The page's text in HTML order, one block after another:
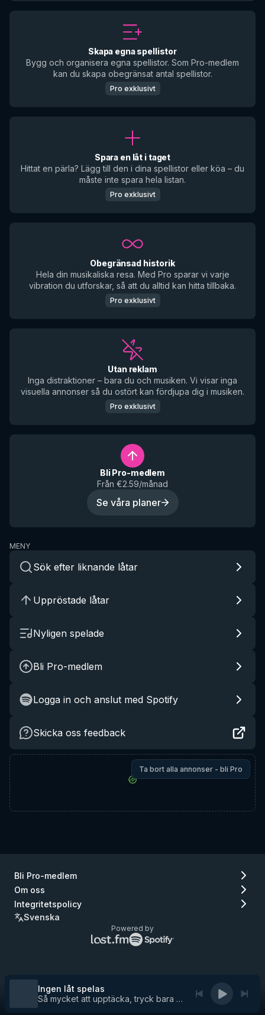
Skapa egna spellistor
Bygg och organisera egna spellistor. Som Pro-medlem
kan du skapa obegränsat antal spellistor.
Pro exklusivt
Spara en låt i taget
Hittat en pärla? Lägg till den i dina spellistor eller köa – du
måste inte spara hela listan.
Pro exklusivt
Obegränsad historik
Hela din musikaliska resa. Med Pro sparar vi varje
vibration du utforskar, så att du alltid kan hitta tillbaka.
Pro exklusivt
Utan reklam
Inga distraktioner – bara du och musiken. Vi visar inga
visuella annonser så du ostört kan fördjupa dig i musiken.
Pro exklusivt
Bli Pro-medlem
Från €2.59/månad
Se våra planer
MENY
Sök efter liknande låtar
Uppröstade låtar
Nyligen spelade
Bli Pro-medlem
Logga in och anslut med Spotify
Skicka oss feedback
Ta bort alla annonser - bli Pro
Bli Pro-medlem
Om oss
Integritetspolicy
Svenska
Powered by
Lastfm
logo
Ingen låt spelas
Så mycket att upptäcka, tryck bara på play